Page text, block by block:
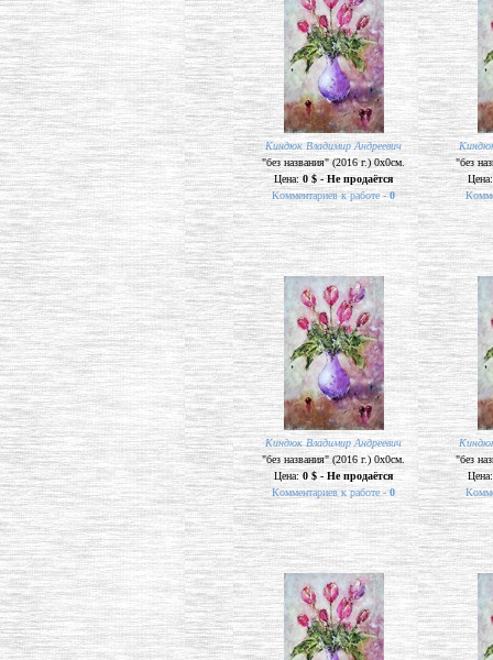
Киндюк Владимир Андреевич
"без названия" (2016 г.) 0х0см.
Цена: 0 $ - Не продаётся
Комментариев к работе -0
"без
Киндюк Владимир Андреевич
"без названия" (2016 г.) 0х0см.
Цена:0 $ - Не продаётся
Комментариев к работе - 0
"без